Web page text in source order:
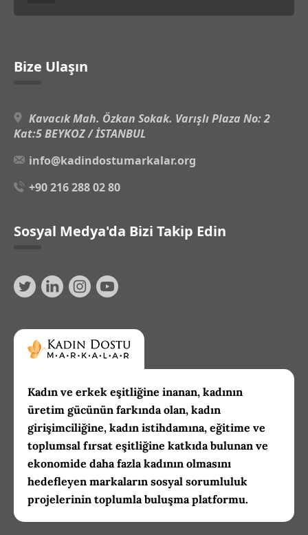
Bize Ulaşın
Kavacık Mah. Özkan Sokak. Varışlı Plaza No: 2
Kat:5 BEYKOZ / İSTANBUL
info@kadindostumarkalar.org
+90 216 288 02 80
Sosyal Medya'da Bizi Takip Edin
Kadın ve erkek eşitliğine inanan, kadının
üretim gücünün farkında olan, kadın
girişimciliğine, kadın istihdamına, eğitime ve
toplumsal fırsat eşitliğine katkıda bulunan ve
ekonomide daha fazla kadının olmasını
hedefleyen markaların sosyal sorumluluk
projelerinin toplumla buluşma platformu.